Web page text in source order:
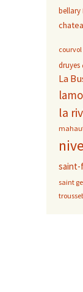
bellary
courvol
druyes
La
la
saint-
saint